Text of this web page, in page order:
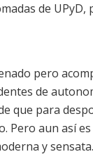
de UPyD,
pero
de
que para
Pero aun así
y sensata.